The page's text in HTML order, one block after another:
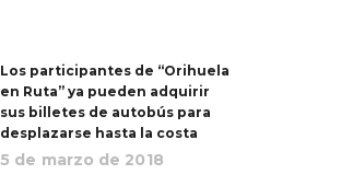
Los participantes de “Orihuela
en Ruta” ya pueden adquirir
sus billetes de autobús para
desplazarse hasta la costa
5 de marzo de 2018